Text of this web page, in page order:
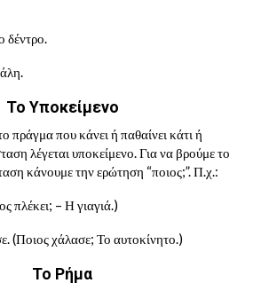
δέντρο.
Το Υποκείμενο
πράγμα που κάνει ή παθαίνει κάτι ή
λέγεται υποκείμενο. Για να βρούμε το
κάνουμε την ερώτηση “ποιος;”. Π.χ.:
πλέκει; – Η γιαγιά.)
(Ποιος χάλασε; Το αυτοκίνητο.)
Το Ρήμα